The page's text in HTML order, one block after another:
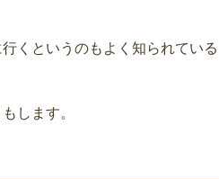
くというのもよく知られている
します。